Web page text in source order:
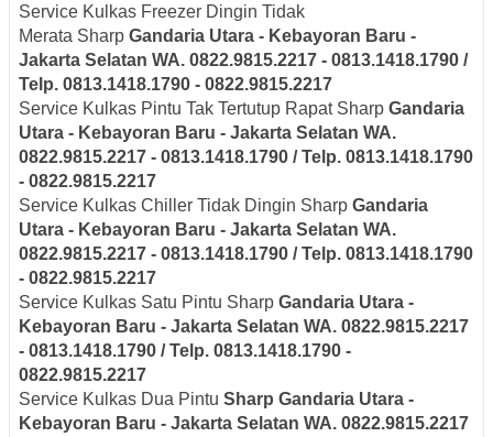
Service Kulkas Freezer Dingin Tidak
Merata Sharp Gandaria Utara - Kebayoran Baru -
Jakarta Selatan WA. 0822.9815.2217 - 0813.1418.1790 /
Telp. 0813.1418.1790 - 0822.9815.2217
Service Kulkas Pintu Tak Tertutup Rapat Sharp Gandaria
Utara - Kebayoran Baru - Jakarta Selatan WA.
0822.9815.2217 - 0813.1418.1790 / Telp. 0813.1418.1790
- 0822.9815.2217
Service Kulkas Chiller Tidak Dingin Sharp Gandaria
Utara - Kebayoran Baru - Jakarta Selatan WA.
0822.9815.2217 - 0813.1418.1790 / Telp. 0813.1418.1790
- 0822.9815.2217
Service Kulkas Satu Pintu Sharp Gandaria Utara -
Kebayoran Baru - Jakarta Selatan WA. 0822.9815.2217
- 0813.1418.1790 / Telp. 0813.1418.1790 -
0822.9815.2217
Service Kulkas Dua Pintu Sharp Gandaria Utara -
Kebayoran Baru - Jakarta Selatan WA. 0822.9815.2217